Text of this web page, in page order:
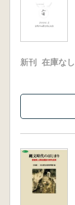
新刊 在庫なし